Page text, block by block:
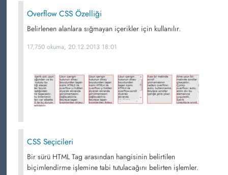
Overflow CSS Özelliği
Belirlenen alanlara sığmayan içerikler için kullanılır.
17,750 okuma, 20.12.2013 18:01
CSS Seçicileri
Bir sürü HTML Tag arasından hangisinin belirtilen
biçimlendirme işlemine tabi tutulacağını belirten işlemler.